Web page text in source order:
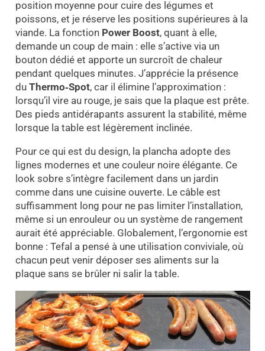
position moyenne pour cuire des légumes et
poissons, et je réserve les positions supérieures à la
viande. La fonction Power Boost, quant à elle,
demande un coup de main : elle s’active via un
bouton dédié et apporte un surcroît de chaleur
pendant quelques minutes. J’apprécie la présence
du Thermo‑Spot, car il élimine l’approximation :
lorsqu’il vire au rouge, je sais que la plaque est prête.
Des pieds antidérapants assurent la stabilité, même
lorsque la table est légèrement inclinée.
Pour ce qui est du design, la plancha adopte des
lignes modernes et une couleur noire élégante. Ce
look sobre s’intègre facilement dans un jardin
comme dans une cuisine ouverte. Le câble est
suffisamment long pour ne pas limiter l’installation,
même si un enrouleur ou un système de rangement
aurait été appréciable. Globalement, l’ergonomie est
bonne : Tefal a pensé à une utilisation conviviale, où
chacun peut venir déposer ses aliments sur la
plaque sans se brûler ni salir la table.